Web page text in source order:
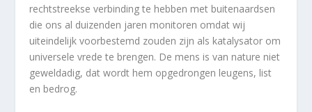
rechtstreekse verbinding te hebben met buitenaardsen
die ons al duizenden jaren monitoren omdat wij
uiteindelijk voorbestemd zouden zijn als katalysator om
universele vrede te brengen. De mens is van nature niet
geweldadig, dat wordt hem opgedrongen leugens, list
en bedrog.